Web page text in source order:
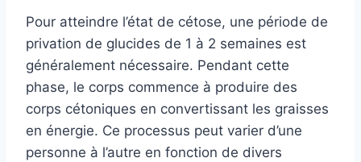
Pour atteindre l’état de cétose, une période de
privation de glucides de 1 à 2 semaines est
généralement nécessaire. Pendant cette
phase, le corps commence à produire des
corps cétoniques en convertissant les graisses
en énergie. Ce processus peut varier d’une
personne à l’autre en fonction de divers